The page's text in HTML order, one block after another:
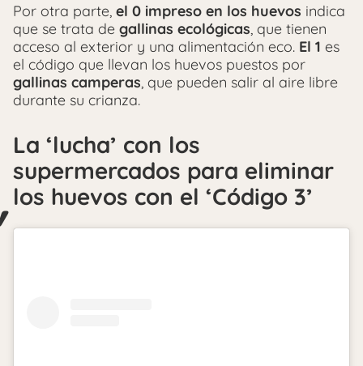
Por otra parte, el 0 impreso en los huevos indica
que se trata de gallinas ecológicas, que tienen
acceso al exterior y una alimentación eco. El 1 es
el código que llevan los huevos puestos por
gallinas camperas, que pueden salir al aire libre
durante su crianza.
La ‘lucha’ con los
supermercados para eliminar
los huevos con el ‘Código 3’